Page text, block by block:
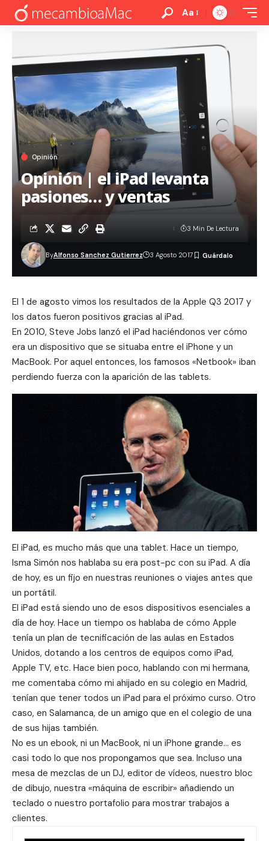
Aa
Opinión
Opinión | el iPad levanta
pasiones… y ventas
ByAlfonso Sanchez Gutierrez 3 Agosto 2017
3 Min De Lectura
El 1 de agosto vimos los resultados de la Apple Q3 2017 y
los datos fueron positivos gracias al iPad.
En 2010, Steve Jobs lanzó el iPad haciéndonos ver cómo
era un dispositivo que se situaba entre el iPhone y un
MacBook. Por aquel entonces, los famosos «Netbook» iban
perdiendo fuerza con la aparición de las tablets.
El iPad, es mucho más que una tablet. Hace un tiempo,
Isma Simón nos hablaba su era post-pc con su iPad. A día
de hoy, es un fijo en nuestras reuniones o viajes antes que
un portátil.
El iPad está siendo uno de esos dispositivos esenciales a
día de hoy. Hace un tiempo os hablaba de cómo Apple
tenía un plan de tecnificación de las aulas en Estados
Unidos, dotando a los centros de equipos como iPad,
Apple TV, etc. Hace bien poco, hablando con mi hermana,
me comentaba cómo mi ahijado en su colegio en Madrid,
tenían que tener todos un iPad para el próximo curso. Otro
caso, en Salamanca, de un amigo que en el colegio de una
de sus hijas también.
No es un ebook, ni un MacBook, ni un iPhone grande… es
casi todo lo que nos propongamos que sea. Incluso una
mesa de mezclas de un DJ, editor de vídeos, nuestro bloc
de dibujo, nuestra «máquina de escribir» añadiendo un
teclado o nuestro portafolio para mostrar trabajos a
clientes.